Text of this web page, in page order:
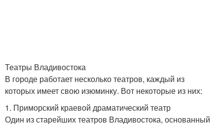
Театры Владивостока
В городе работает несколько театров, каждый из
которых имеет свою изюминку. Вот некоторые из них:
1. Приморский краевой драматический театр
Один из старейших театров Владивостока, основанный